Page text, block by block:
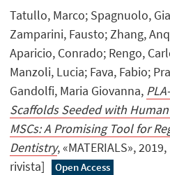
Tatullo, Marco; Spagnuolo,
Zamparini, Fausto; Zhang,
Aparicio, Conrado; Rengo,
Manzoli, Lucia; Fava, Fabio;
Gandolfi, Maria Giovanna,
Scaffolds Seeded with
MSCs: A Promising Tool for
Dentistry, «MATERIALS»,
rivista]
Open Access